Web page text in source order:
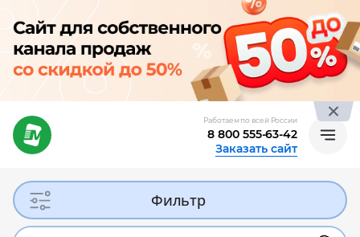
Работаем по всей России
8 800 555-63-42
Заказать сайт
Фильтр